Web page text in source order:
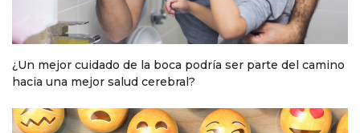
¿Un mejor cuidado de la boca podría ser parte del camino
hacia una mejor salud cerebral?